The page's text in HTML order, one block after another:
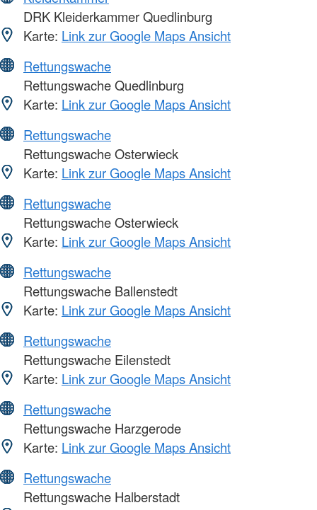
DRK Kleiderkammer Quedlinburg
Karte: Link zur Google Maps Ansicht
Rettungswache
Rettungswache Quedlinburg
Karte: Link zur Google Maps Ansicht
Rettungswache
Rettungswache Osterwieck
Karte: Link zur Google Maps Ansicht
Rettungswache
Rettungswache Osterwieck
Karte: Link zur Google Maps Ansicht
Rettungswache
Rettungswache Ballenstedt
Karte: Link zur Google Maps Ansicht
Rettungswache
Rettungswache Eilenstedt
Karte: Link zur Google Maps Ansicht
Rettungswache
Rettungswache Harzgerode
Karte: Link zur Google Maps Ansicht
Rettungswache
Rettungswache Halberstadt